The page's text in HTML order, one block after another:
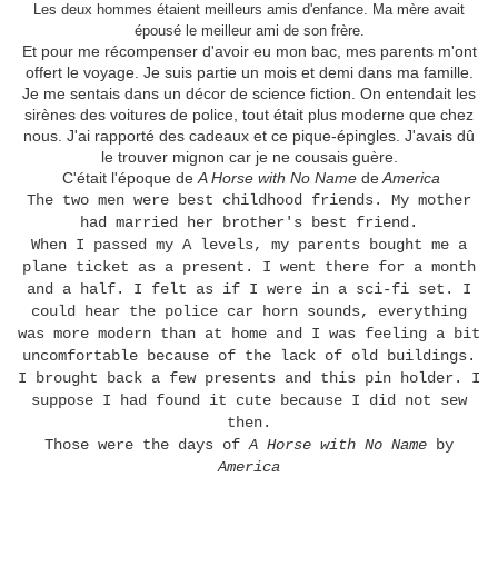
Les deux hommes étaient meilleurs amis d'enfance. Ma mère avait
épousé le meilleur ami de son frère.
Et pour me récompenser d'avoir eu mon bac, mes parents m'ont
offert le voyage. Je suis partie un mois et demi dans ma famille.
Je me sentais dans un décor de science fiction. On entendait les
sirènes des voitures de police, tout était plus moderne que chez
nous. J'ai rapporté des cadeaux et ce pique-épingles. J'avais dû
le trouver mignon car je ne cousais guère.
C'était l'époque de A Horse with No Name deAmerica
The two men were best childhood friends. My mother
had married her brother's best friend.
When I passed my A levels, my parents bought me a
plane ticket as a present. I went there for a month
and a half. I felt as if I were in a sci-fi set. I
could hear the police car horn sounds, everything
was more modern than at home and I was feeling a bit
uncomfortable because of the lack of old buildings.
I brought back a few presents and this pin holder. I
suppose I had found it cute because I did not sew
then.
Those were the days ofA Horse with No Name by
America